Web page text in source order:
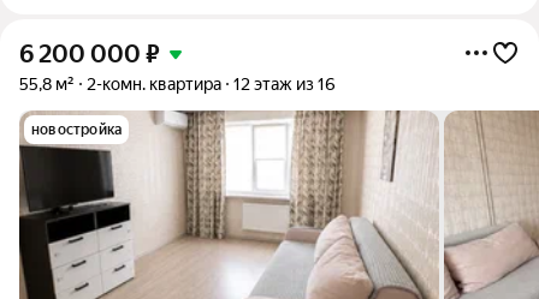
6 200 000 ₽
55,8 м² 2-комн. квартира 12 этаж из 16
новостройка